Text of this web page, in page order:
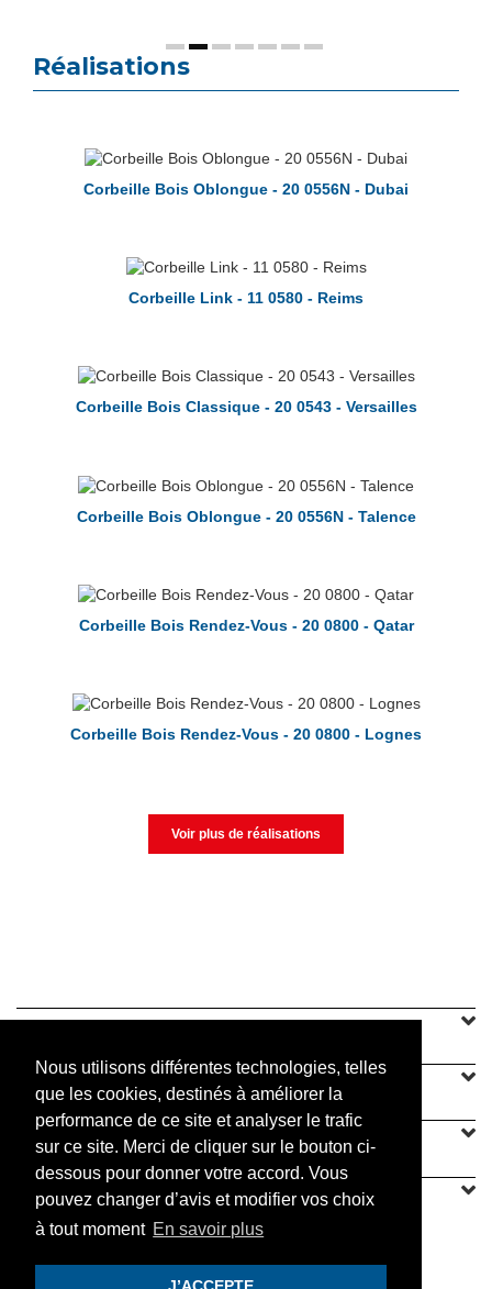
Nous utilisons différentes technologies, telles
que les cookies, destinés à améliorer la
performance de ce site et analyser le trafic
sur ce site. Merci de cliquer sur le bouton ci-
dessous pour donner votre accord. Vous
pouvez changer d’avis et modifier vos choix
à tout moment En savoir plus
Réalisations
Corbeille Bois Oblongue - 20 0556N - Dubai
Corbeille Link - 11 0580 - Reims
Corbeille Bois Classique - 20 0543 - Versailles
Corbeille Bois Oblongue - 20 0556N - Talence
Corbeille Bois Rendez-Vous - 20 0800 - Qatar
Corbeille Bois Rendez-Vous - 20 0800 - Lognes
Voir plus de réalisations
NOTRE OFFRE
CONTACT